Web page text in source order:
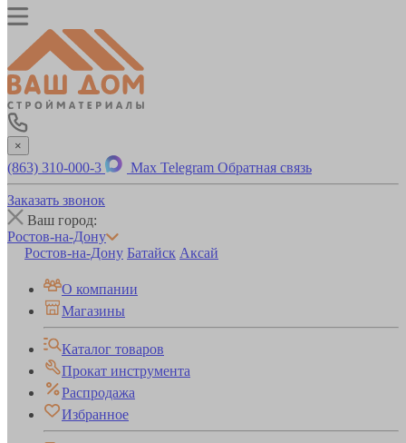
×
(863) 310-000-3 Max Telegram Обратная связь
Заказать звонок
Ваш город:
Ростов-на-Дону
Ростов-на-Дону Батайск Аксай
О компании
Магазины
Каталог товаров
Прокат инструмента
Распродажа
Избранное